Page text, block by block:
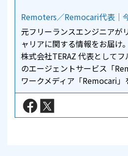
Remoters／Remocari代表｜
元フリーランスエンジニアが
ャリアに関する情報をお届け。
株式会社TERAZ 代表として
のエージェントサービス「
ワークメディア「Remocari」